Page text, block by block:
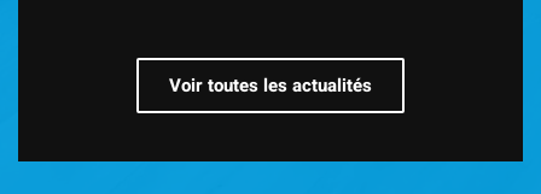
Voir toutes les actualités